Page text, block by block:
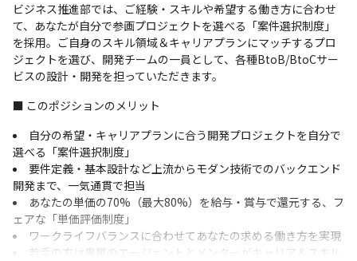
ビジネス推進部では、ご経験・スキルや希望する働き方に合わせ
て、あなたが自分で参画プロジェクトを選べる「案件選択制度」
を採用。ご自身のスキル領域＆キャリアプランにマッチするプロ
ジェクトを選び、開発チームの一員として、各種BtoB/BtoCサー
ビスの設計・開発を担っていただきます。
■ このポジションのメリット
自分の希望・キャリアプランに合う開発プロジェクトを自分で
選べる「案件選択制度」
要件定義・基本設計など上流からモダン技術でのバックエンド
開発まで、一気通貫で担当
あなたの単価の70%（最大80%）を給与・賞与で還元する、フ
ェアな「単価評価制度」
ワークライフバランスに合わせてあなたの求める働き方を実現
若手の方は専属のエージェントとメンターがキャリア＆スキル